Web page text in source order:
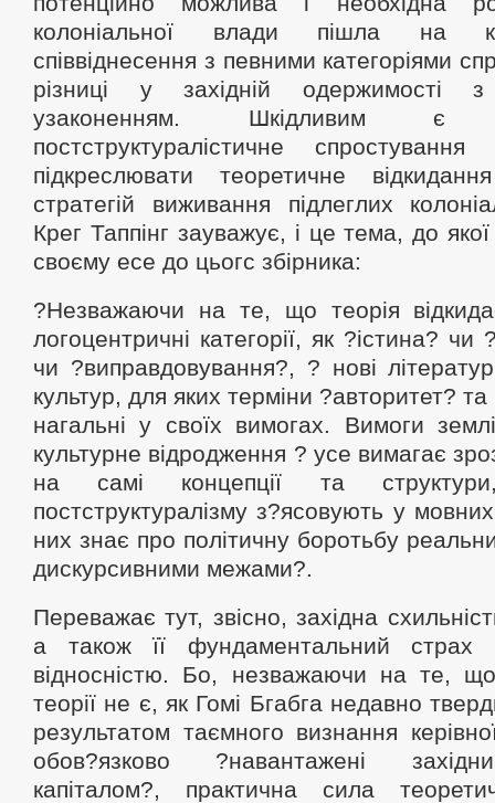
колоніальної влади пішла на
співвіднесення з певними категоріями
різниці у західній одержимості з
узаконенням. Шкідливим є
постструктуралістичне
підкреслювати теоретичне
стратегій виживання підлеглих
Крег Таппінг зауважує, і це тема, до
своєму есе до цьогс збірника:
?Незважаючи на те, що теорія
логоцентричні категорії, як ?істина?
чи ?виправдовування?, ? нові
культур, для яких терміни ?авторитет?
нагальні у своїх вимогах. Вимоги
культурне відродження ? усе вимагає
на самі концепції та
постструктуралізму з?ясовують у
них знає про політичну боротьбу
дискурсивними межами?.
Переважає тут, звісно, західна
а також її фундаментальний страх
відносністю. Бо, незважаючи на те, що
теорії не є, як Гомі Бгабга недавно
результатом таємного визнання
обов?язково ?навантажені
капіталом?, практична сила